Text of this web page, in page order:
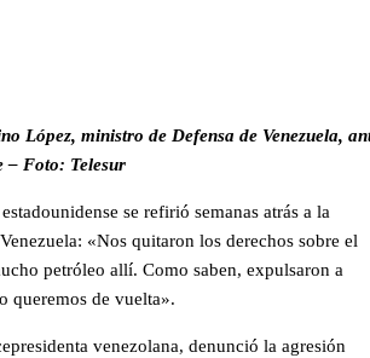
López, ministro de Defensa de Venezuela,
– Foto: Telesur
se refirió semanas atrás a la
«Nos quitaron los derechos sobre el
petróleo allí. Como saben, expulsaron a
queremos de vuelta».
venezolana, denunció la agresión